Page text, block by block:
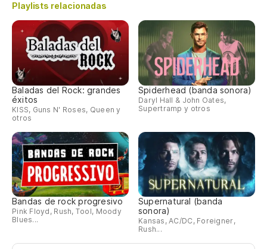
Playlists relacionadas
Baladas del Rock: grandes
éxitos
KISS, Guns N' Roses, Queen y
otros
Spiderhead (banda sonora)
Daryl Hall & John Oates,
Supertramp y otros
Bandas de rock progresivo
Pink Floyd, Rush, Tool, Moody
Blues...
Supernatural (banda
sonora)
Kansas, AC/DC, Foreigner,
Rush...